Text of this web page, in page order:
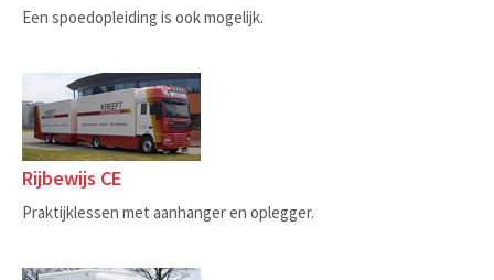
Een spoedopleiding is ook mogelijk.
Rijbewijs CE
Praktijklessen met aanhanger en oplegger.